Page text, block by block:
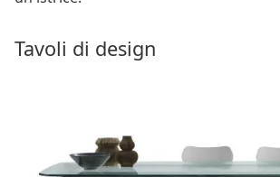
Tavoli di design